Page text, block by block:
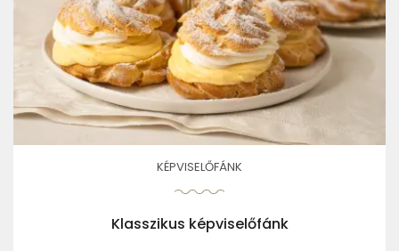
KÉPVISELŐFÁNK
Klasszikus képviselőfánk